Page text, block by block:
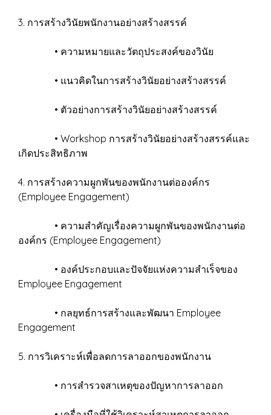
3. การสร้างวินัยพนักงานอย่างสร้างสรรค์
• ความหมายและวัตถุประสงค์ของวินัย
• แนวคิดในการสร้างวินัยอย่างสร้างสรรค์
• ตัวอย่างการสร้างวินัยอย่างสร้างสรรค์
• Workshop การสร้างวินัยอย่างสร้างสรรค์และ
เกิดประสิทธิภาพ
4. การสร้างความผูกพันของพนักงานต่อองค์กร
(Employee Engagement)
• ความสำคัญเรื่องความผูกพันของพนักงานต่อ
องค์กร (Employee Engagement)
• องค์ประกอบและปัจจัยแห่งความสำเร็จของ
Employee Engagement
• กลยุทธ์การสร้างและพัฒนา Employee
Engagement
5. การวิเคราะห์เพื่อลดการลาออกของพนักงาน
• การสำรวจสาเหตุของปัญหาการลาออก